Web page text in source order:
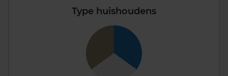
Type huishoudens